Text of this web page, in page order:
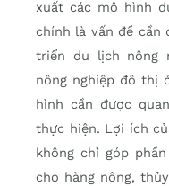
xuất các mô hình
chính là vấn đề cần
triển du lịch nông
nông nghiệp đô thị
hình cần được
thực hiện. Lợi ích
không chỉ góp
cho hàng nông,